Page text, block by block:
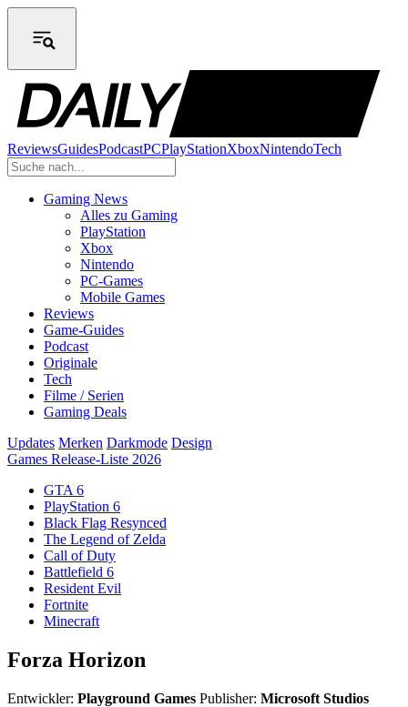
ReviewsGuidesPodcastPCPlayStationXboxNintendoTech
Gaming News
Alles zu Gaming
PlayStation
Xbox
Nintendo
PC-Games
Mobile Games
Reviews
Game-Guides
Podcast
Originale
Tech
Filme / Serien
Gaming Deals
Updates Merken Darkmode Design
Games Release-Liste 2026
GTA 6
PlayStation 6
Black Flag Resynced
The Legend of Zelda
Call of Duty
Battlefield 6
Resident Evil
Fortnite
Minecraft
Forza Horizon
Entwickler: Playground Games Publisher: Microsoft Studios